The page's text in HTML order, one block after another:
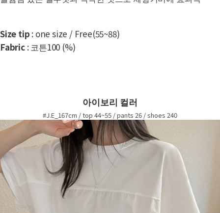
Size tip : one size / Free(55~88)
Fabric: 코튼100 (%)
아이보리 컬러
#J.E_167cm / top 44~55 / pants 26 / shoes 240